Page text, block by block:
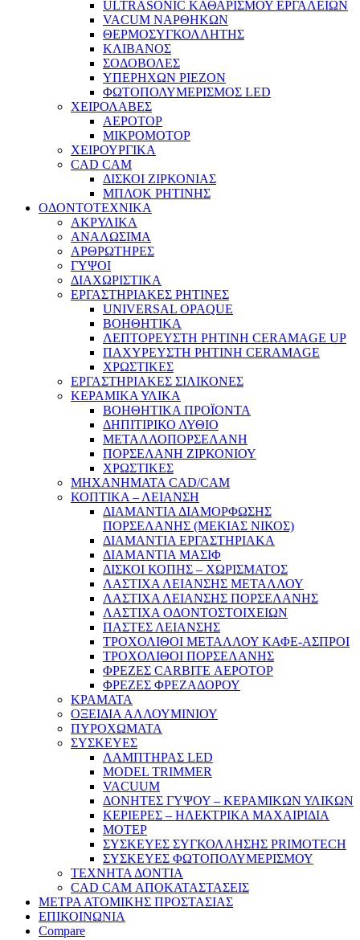
ULTRASONIC ΚΑΘΑΡΙΣΜΟΥ ΕΡΓΑΛΕΙΩΝ
VACUM ΝΑΡΘΗΚΩΝ
ΘΕΡΜΟΣΥΓΚΟΛΛΗΤΗΣ
ΚΛΙΒΑΝΟΣ
ΣΟΔΟΒΟΛΕΣ
ΥΠΕΡΗΧΩΝ PIEZON
ΦΩΤΟΠΟΛΥΜΕΡΙΣΜΟΣ LED
ΧΕΙΡΟΛΑΒΕΣ
ΑΕΡΟΤΟΡ
ΜΙΚΡΟΜΟΤΟΡ
ΧΕΙΡΟΥΡΓΙΚΑ
CAD CAM
ΔΙΣΚΟΙ ΖΙΡΚΟΝΙΑΣ
ΜΠΛΟΚ ΡΗΤΙΝΗΣ
ΟΔΟΝΤΟΤΕΧΝΙΚΑ
ΑΚΡΥΛΙΚΑ
ΑΝΑΛΩΣΙΜΑ
ΑΡΘΡΩΤΗΡΕΣ
ΓΥΨΟΙ
ΔΙΑΧΩΡΙΣΤΙΚΑ
ΕΡΓΑΣΤΗΡΙΑΚΕΣ ΡΗΤΙΝΕΣ
UNIVERSAL OPAQUE
ΒΟΗΘΗΤΙΚΑ
ΛΕΠΤΟΡΕΥΣΤΗ ΡΗΤΙΝΗ CERAMAGE UP
ΠΑΧΥΡΕΥΣΤΗ ΡΗΤΙΝΗ CERAMAGE
ΧΡΩΣΤΙΚΕΣ
ΕΡΓΑΣΤΗΡΙΑΚΕΣ ΣΙΛΙΚΟΝΕΣ
ΚΕΡΑΜΙΚΑ ΥΛΙΚΑ
ΒΟΗΘΗΤΙΚΑ ΠΡΟΪΟΝΤΑ
ΔΗΠΙΤΙΡΙΚΟ ΛΥΘΙΟ
ΜΕΤΑΛΛΟΠΟΡΣΕΛΑΝΗ
ΠΟΡΣΕΛΑΝΗ ΖΙΡΚΟΝΙΟΥ
ΧΡΩΣΤΙΚΕΣ
ΜΗΧΑΝΗΜΑΤΑ CAD/CAM
ΚΟΠΤΙΚΑ – ΛΕΙΑΝΣΗ
ΔΙΑΜΑΝΤΙΑ ΔΙΑΜΟΡΦΩΣΗΣ
ΠΟΡΣΕΛΑΝΗΣ (ΜΕΚΙΑΣ ΝΙΚΟΣ)
ΔΙΑΜΑΝΤΙΑ ΕΡΓΑΣΤΗΡΙΑΚΑ
ΔΙΑΜΑΝΤΙΑ ΜΑΣΙΦ
ΔΙΣΚΟΙ ΚΟΠΗΣ – ΧΩΡΙΣΜΑΤΟΣ
ΛΑΣΤΙΧΑ ΛΕΙΑΝΣΗΣ ΜΕΤΑΛΛΟΥ
ΛΑΣΤΙΧΑ ΛΕΙΑΝΣΗΣ ΠΟΡΣΕΛΑΝΗΣ
ΛΑΣΤΙΧΑ ΟΔΟΝΤΟΣΤΟΙΧΕΙΩΝ
ΠΑΣΤΕΣ ΛΕΙΑΝΣΗΣ
ΤΡΟΧΟΛΙΘΟΙ ΜΕΤΑΛΛΟΥ ΚΑΦΕ-ΑΣΠΡΟΙ
ΤΡΟΧΟΛΙΘΟΙ ΠΟΡΣΕΛΑΝΗΣ
ΦΡΕΖΕΣ CARBITE ΑΕΡΟΤΟΡ
ΦΡΕΖΕΣ ΦΡΕΖΑΔΟΡΟΥ
ΚΡΑΜΑΤΑ
ΟΞΕΙΔΙΑ ΑΛΛΟΥΜΙΝΙΟΥ
ΠΥΡΟΧΩΜΑΤΑ
ΣΥΣΚΕΥΕΣ
ΛΑΜΠΤΗΡΑΣ LED
MODEL TRIMMER
VACUUM
ΔΟΝΗΤΕΣ ΓΥΨΟΥ – ΚΕΡΑΜΙΚΩΝ ΥΛΙΚΩΝ
ΚΕΡΙΕΡΕΣ – ΗΛΕΚΤΡΙΚΑ ΜΑΧΑΙΡΙΔΙΑ
ΜΟΤΕΡ
ΣΥΣΚΕΥΕΣ ΣΥΓΚΟΛΛΗΣΗΣ PRIMOTECH
ΣΥΣΚΕΥΕΣ ΦΩΤΟΠΟΛΥΜΕΡΙΣΜΟΥ
ΤΕΧΝΗΤΑ ΔΟΝΤΙΑ
CAD CAM ΑΠΟΚΑΤΑΣΤΑΣΕΙΣ
ΜΕΤΡΑ ΑΤΟΜΙΚΗΣ ΠΡΟΣΤΑΣΙΑΣ
ΕΠΙΚΟΙΝΩΝΙΑ
Compare